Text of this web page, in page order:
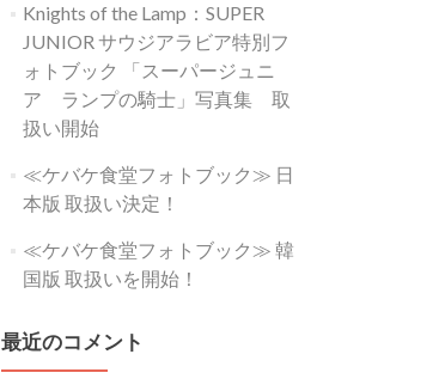
Knights of the Lamp：SUPER
JUNIOR サウジアラビア特別フ
ォトブック 「スーパージュニ
ア ランプの騎士」写真集 取
扱い開始
≪ケバケ食堂フォトブック≫ 日
本版 取扱い決定！
≪ケバケ食堂フォトブック≫ 韓
国版 取扱いを開始！
最近のコメント